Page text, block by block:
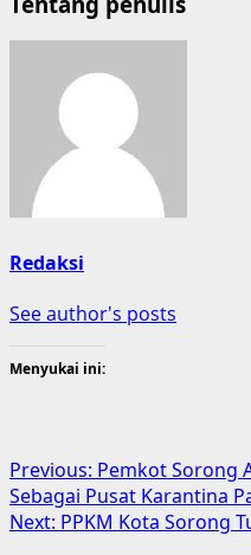
Redaksi
See author's posts
Menyukai ini:
Previous: Pemkot Sorong
Sebagai Pusat Karantina
Next: PPKM Kota Sorong